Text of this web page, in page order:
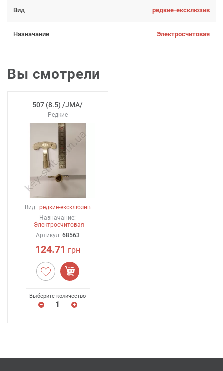
Вид редкие-ексклюзив
Назначание Электросчитовая
Вы смотрели
507 (8.5) /JMA/
Редкие
Вид: редкие-ексклюзив
Назначание:
Электросчитовая
Артикул: 68563
124.71 грн
Выберите количество